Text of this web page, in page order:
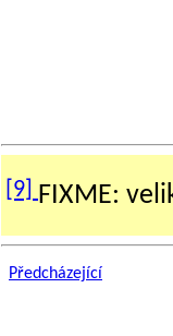
[9] FIXME:
Předcházející